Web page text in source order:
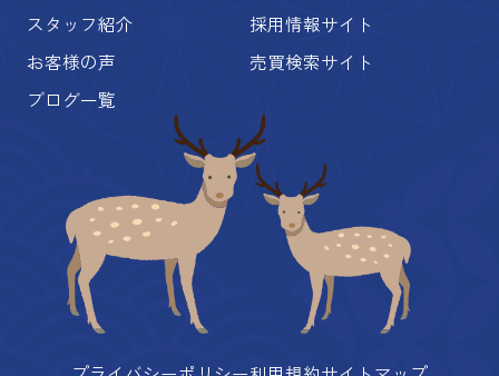
スタッフ紹介
お客様の声
ブログ一覧
採用情報サイト
売買検索サイト